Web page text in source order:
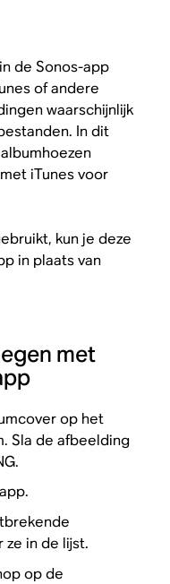
de Sonos-app
of andere
waarschijnlijk
In dit
iTunes voor
kun je deze
in plaats van
met
op het
Sla de afbeelding
in de lijst.
op de